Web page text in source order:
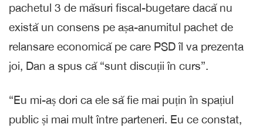
pachetul 3 de măsuri fiscal-bugetare dacă nu
există un consens pe așa-anumitul pachet de
relansare economică pe care PSD îl va prezenta
joi, Dan a spus că “sunt discuții în curs”.
“Eu mi-aș dori ca ele să fie mai puțin în spațiul
public și mai mult între parteneri. Eu ce constat,